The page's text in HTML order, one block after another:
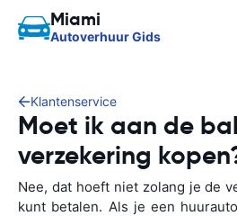
Miami
Autoverhuur Gids
Klantenservice
Moet ik aan de
verzekering
Nee, dat hoeft niet zolang je de
kunt betalen. Als je een